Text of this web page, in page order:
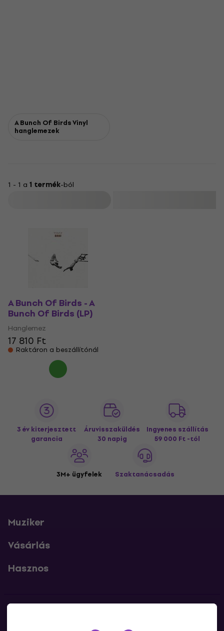
A Bunch Of Birds Vinyl
hanglemezek
1 - 1 a 1 termék-ból
A Bunch Of Birds - A
Bunch Of Birds (LP)
Hanglemez
17 810 Ft
Raktáron a beszállítónál
3 év kiterjesztett
garancia
Áruvisszaküldés
30 napig
Ingyenes szállítás
59 000 Ft -tól
3M+ ügyfelek Szaktanácsadás
Muziker
Vásárlás
Hasznos